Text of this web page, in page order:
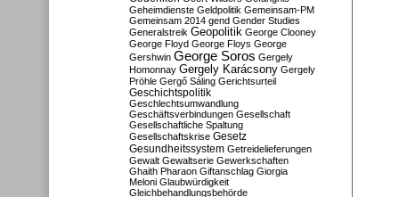
Geheimdienste Geldpolitik Gemeinsam-PM
Gemeinsam 2014 gend Gender Studies
Generalstreik Geopolitik George Clooney
George Floyd George Floys George
Gershwin George Soros Gergely
Homonnay Gergely Karácsony Gergely
Pröhle Gergő Sáling Gerichtsurteil
Geschichtspolitik
Geschlechtsumwandlung
Geschäftsverbindungen Gesellschaft
Gesellschaftliche Spaltung
Gesellschaftskrise Gesetz
Gesundheitssystem Getreidelieferungen
Gewalt Gewaltserie Gewerkschaften
Ghaith Pharaon Giftanschlag Giorgia
Meloni Glaubwürdigkeit
Gleichbehandlungsbehörde